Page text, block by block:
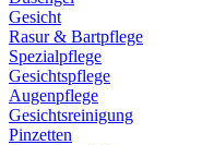
Gesicht
Rasur & Bartpflege
Spezialpflege
Gesichtspflege
Augenpflege
Gesichtsreinigung
Pinzetten